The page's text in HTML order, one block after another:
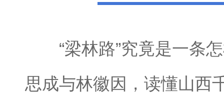
“梁林路”究竟是一条怎
思成与林徽因，读懂山西